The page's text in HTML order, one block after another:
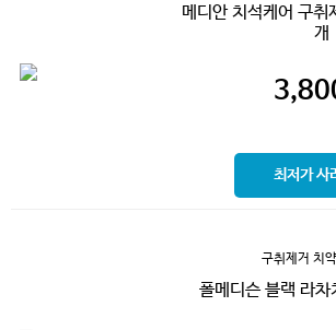
메디안 치석케어 구
개
최저가 사
구취제거 치약
폴메디슨 블랙 라